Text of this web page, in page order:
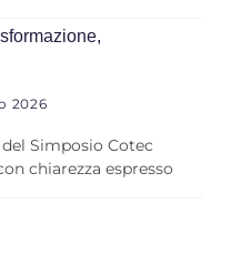
2026
Simposio Cotec
chiarezza espresso